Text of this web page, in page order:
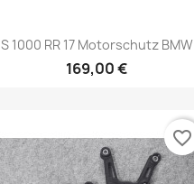
Vorschau
S 1000 RR 17 Motorschutz BMW
169,00 €
favorite_border